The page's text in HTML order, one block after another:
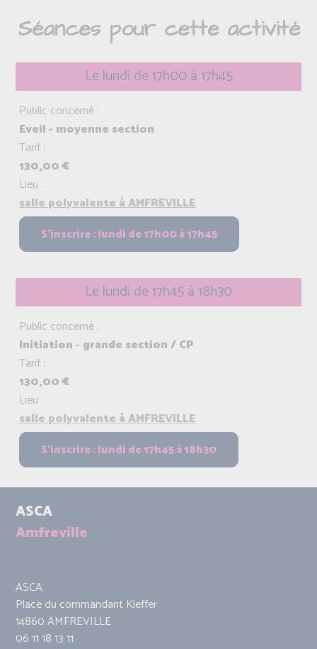
Séances pour cette activité
Le lundi de 17h00 à 17h45
Public concerné :
Eveil - moyenne section
Tarif :
130,00 €
Lieu :
salle polyvalente à AMFREVILLE
Le lundi de 17h45 à 18h30
Public concerné :
Initiation - grande section / CP
Tarif :
130,00 €
Lieu :
salle polyvalente à AMFREVILLE
ASCA
Amfreville
ASCA
Place du commandant Kieffer
14860 AMFREVILLE
06 11 18 13 11